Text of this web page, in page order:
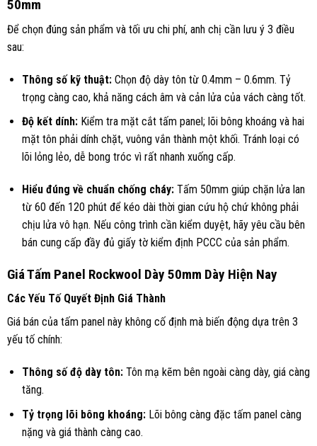
50mm
Để chọn đúng sản phẩm và tối ưu chi phí, anh chị cần lưu ý 3 điều
sau:
Thông số kỹ thuật:Chọn độ dày tôn từ 0.4mm – 0.6mm. Tỷ
trọng càng cao, khả năng cách âm và cản lửa của vách càng tốt.
Độ kết dính:Kiểm tra mặt cắt tấm panel; lõi bông khoáng và hai
mặt tôn phải dính chặt, vuông vắn thành một khối. Tránh loại có
lõi lỏng lẻo, dễ bong tróc vì rất nhanh xuống cấp.
Hiểu đúng về chuẩn chống cháy:Tấm 50mm giúp chặn lửa lan
từ 60 đến 120 phút để kéo dài thời gian cứu hộ chứ không phải
chịu lửa vô hạn. Nếu công trình cần kiểm duyệt, hãy yêu cầu bên
bán cung cấp đầy đủ giấy tờ kiểm định PCCC của sản phẩm.
Giá Tấm Panel Rockwool Dày 50mm Dày Hiện Nay
Các Yếu Tố Quyết Định Giá Thành
Giá bán của tấm panel này không cố định mà biến động dựa trên 3
yếu tố chính:
Thông số độ dày tôn:Tôn mạ kẽm bên ngoài càng dày, giá càng
tăng.
Tỷ trọng lõi bông khoáng:Lõi bông càng đặc tấm panel càng
nặng và giá thành càng cao.